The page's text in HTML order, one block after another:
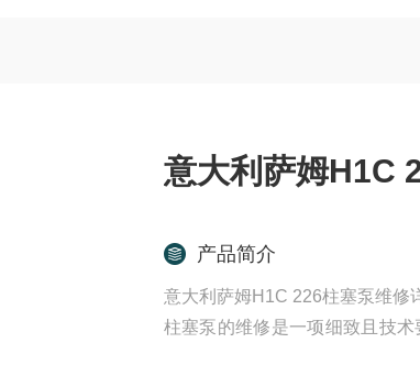
意大利萨姆H1C
产品简介
意大利萨姆H1C 226柱塞泵维修
柱塞泵的维修是一项细致且技